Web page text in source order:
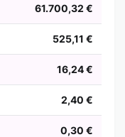
61.700,32 €
525,11 €
16,24 €
2,40 €
0,30 €